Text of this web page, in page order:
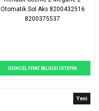
Otomatik Sol Aks 8200432516
8200375537
GÜNCEL FİYAT BİLGİSİ İSTEYİN
Yeni